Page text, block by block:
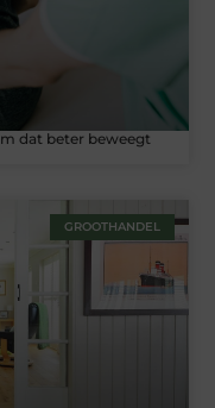
dat beter beweegt
GROOTHANDEL